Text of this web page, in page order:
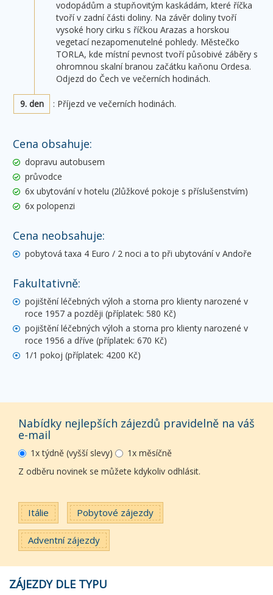
vodopádům a stupňovitým kaskádám, které říčka
tvoří v zadní části doliny. Na závěr doliny tvoří
vysoké hory cirku s říčkou Arazas a horskou
vegetací nezapomenutelné pohledy. Městečko
TORLA, kde místní pevnost tvoří působivé záběry s
ohromnou skalní branou začátku kaňonu Ordesa.
Odjezd do Čech ve večerních hodinách.
9. den : Příjezd ve večerních hodinách.
Cena obsahuje:
dopravu autobusem
průvodce
6x ubytování v hotelu (2lůžkové pokoje s příslušenstvím)
6x polopenzi
Cena neobsahuje:
pobytová taxa 4 Euro / 2 noci a to při ubytování v Andoře
Fakultativně:
pojištění léčebných výloh a storna pro klienty narozené v
roce 1957 a později (příplatek: 580 Kč)
pojištění léčebných výloh a storna pro klienty narozené v
roce 1956 a dříve (příplatek: 670 Kč)
1/1 pokoj (příplatek: 4200 Kč)
Nabídky nejlepších zájezdů pravidelně na váš
e-mail
1x týdně (vyšší slevy)
1x měsíčně
Z odběru novinek se můžete kdykoliv odhlásit.
Itálie Pobytové zájezdy
Adventní zájezdy
ZÁJEZDY DLE TYPU